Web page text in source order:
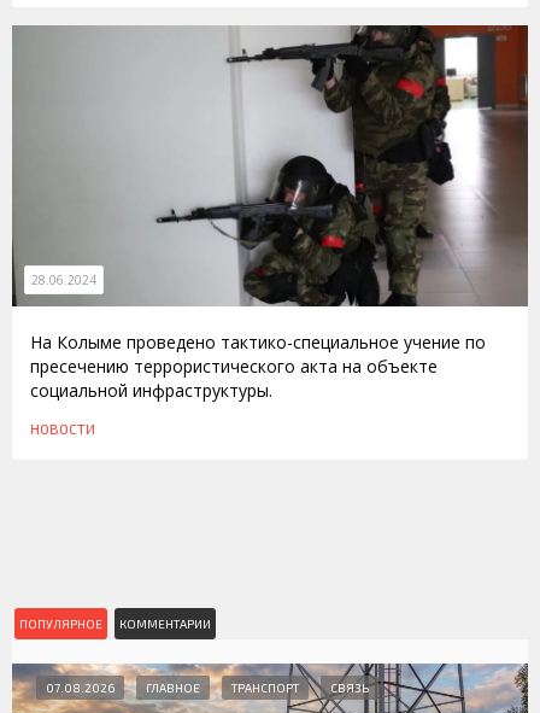
28.06.2024
На Колыме проведено тактико-специальное учение по
пресечению террористического акта на объекте
социальной инфраструктуры.
НОВОСТИ
ПОПУЛЯРНОЕ КОММЕНТАРИИ
07.08.2026 ГЛАВНОЕ ТРАНСПОРТ СВЯЗЬ